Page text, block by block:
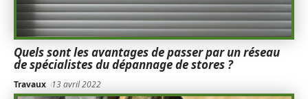
Quels sont les avantages de passer par un réseau
de spécialistes du dépannage de stores ?
Travaux 13 avril 2022